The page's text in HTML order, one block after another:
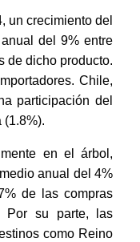
un crecimiento del
del 9% entre
de dicho producto.
Chile,
participación del
(1.8%).
en el árbol,
anual del 4%
de las compras
Por su parte, las
como Reino